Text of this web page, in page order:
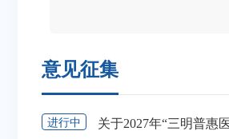
意见征集
进行中 关于2027年“三明普惠